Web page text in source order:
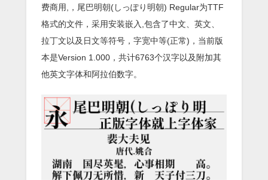
费商用,，尾巴明朝(しっぽり明朝) Regular为TTF
格式的文件，采用安装嵌入,包含了中文、英文、
拉丁文以及日文等符号，字宽中等(正常)，当前版
本是Version 1.000，共计6763个汉字以及附加其
他英文字体和阿拉伯数字。